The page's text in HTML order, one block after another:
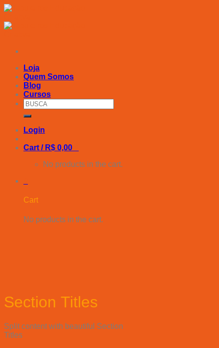
Skip
content
Loja
Quem Somos
Blog
Cursos
Search
for:
Login
Cart / R$ 0,00
No products in the cart.
Cart
No products in the cart.
Section Titles
Split content with beautiful Section
Titles